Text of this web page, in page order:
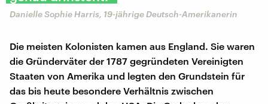
Danielle Sophie Harris, 19-jährige Deutsch-Amerikanerin
Die meisten Kolonisten kamen aus England. Sie waren
die Gründerväter der 1787 gegründeten Vereinigten
Staaten von Amerika und legten den Grundstein für
das bis heute besondere Verhältnis zwischen